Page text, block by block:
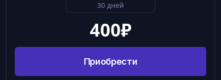
30 дней
400₽
Приобрести